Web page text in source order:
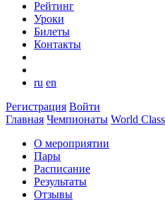
Рейтинг
Уроки
Билеты
Контакты
ru en
Регистрация Войти
Главная Чемпионаты World
О мероприятии
Пары
Расписание
Результаты
Отзывы